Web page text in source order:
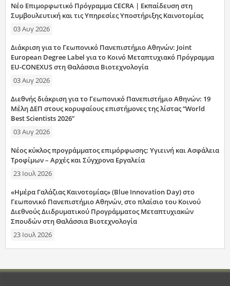
Νέο Επιμορφωτικό Πρόγραμμα CECRA | Εκπαίδευση στη
Συμβουλευτική και τις Υπηρεσίες Υποστήριξης Καινοτομίας
03 Αυγ 2026
Διάκριση για το Γεωπονικό Πανεπιστήμιο Αθηνών: Joint
European Degree Label για το Κοινό Μεταπτυχιακό Πρόγραμμα
EU-CONEXUS στη Θαλάσσια Βιοτεχνολογία
03 Αυγ 2026
Διεθνής διάκριση για το Γεωπονικό Πανεπιστήμιο Αθηνών: 19
Μέλη ΔΕΠ στους κορυφαίους επιστήμονες της λίστας “World
Best Scientists 2026”
03 Αυγ 2026
Νέος κύκλος προγράμματος επιμόρφωσης: Υγιεινή και Ασφάλεια
Τροφίμων – Αρχές και Σύγχρονα Εργαλεία
23 Ιουλ 2026
«Ημέρα Γαλάζιας Καινοτομίας» (Blue Innovation Day) στο
Γεωπονικό Πανεπιστήμιο Αθηνών, στο πλαίσιο του Κοινού
Διεθνούς Διιδρυματικού Προγράμματος Μεταπτυχιακών
Σπουδών στη Θαλάσσια Βιοτεχνολογία
23 Ιουλ 2026